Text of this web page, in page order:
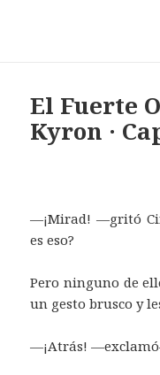
El Fuerte
Kyron ·
—¡Mirad! —gritó
es eso?
Pero ninguno de
un gesto brusco y
—¡Atrás!